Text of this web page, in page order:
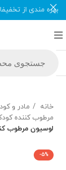
خانه مادر و
مرطوب کننده
لوسیون مرطوب
-5%
بهره مندی از